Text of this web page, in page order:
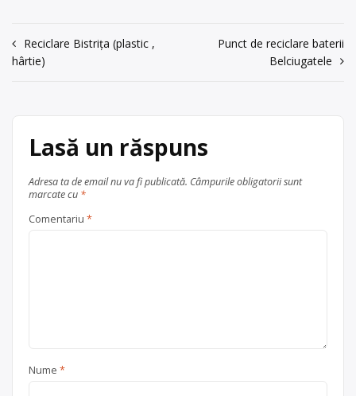
Centru de colectare
Trimite un mesaj
Navigare
Reciclare Bistrița (plastic ,
hârtie)
Punct de reciclare baterii
Belciugatele
Lasă un răspuns
Adresa ta de email nu va fi publicată. Câmpurile obligatorii sunt
marcate cu *
Comentariu *
Nume *